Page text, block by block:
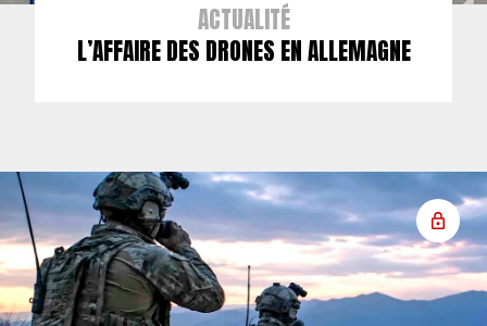
ACTUALITÉ
L’AFFAIRE DES DRONES EN ALLEMAGNE